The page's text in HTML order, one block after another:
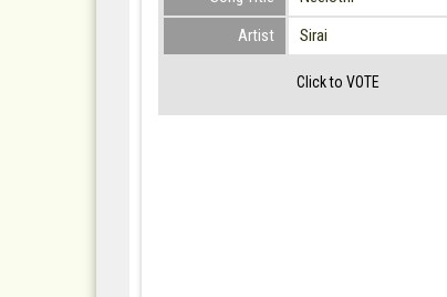
Artist
Sirai
Click to VOTE